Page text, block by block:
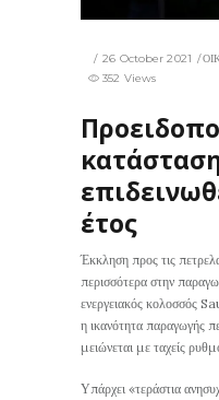
26 October 2021
352 Views
έτος
Έκκληση προς τις
περισσότερα στην
ενεργειακός κολοσσός
η ικανότητα παραγωγής
μειώνεται με ταχείς
Υπάρχει «τεράστια